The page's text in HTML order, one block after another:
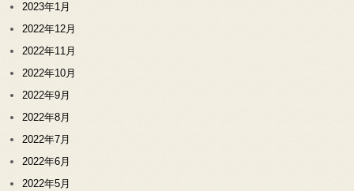
2023年1月
2022年12月
2022年11月
2022年10月
2022年9月
2022年8月
2022年7月
2022年6月
2022年5月